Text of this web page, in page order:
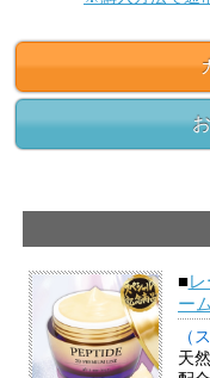
■レ
ーム
（
天